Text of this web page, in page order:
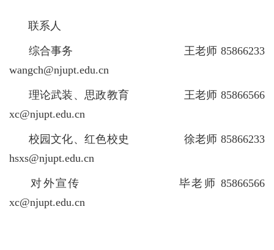
联系人
综合事务 王老师 85866233
wangch@njupt.edu.cn
理论武装、思政教育 王老师 85866566
xc@njupt.edu.cn
校园文化、红色校史 徐老师 85866233
hsxs@njupt.edu.cn
对外宣传 毕老师 85866566
xc@njupt.edu.cn